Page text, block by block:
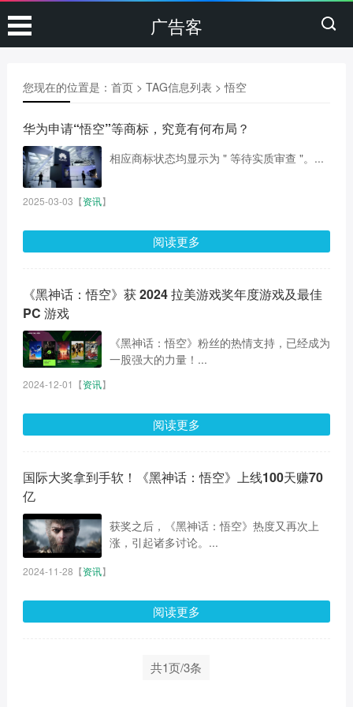
广告客
您现在的位置是： 首页> TAG信息列表 > 悟空
华为申请“悟空”等商标，究竟有何布局？
相应商标状态均显示为 " 等待实质审查 "。...
2025-03-03 【资讯】
阅读更多
《黑神话：悟空》获 2024 拉美游戏奖年度游戏及最佳
PC 游戏
《黑神话：悟空》粉丝的热情支持，已经成为
一股强大的力量！...
2024-12-01 【资讯】
阅读更多
国际大奖拿到手软！《黑神话：悟空》上线100天赚70
亿
获奖之后，《黑神话：悟空》热度又再次上
涨，引起诸多讨论。...
2024-11-28 【资讯】
阅读更多
共1页/3条